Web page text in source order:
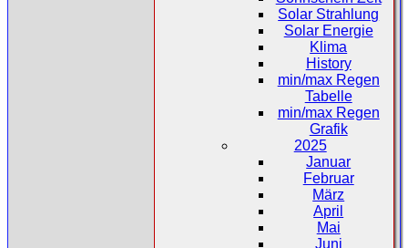
Solar Strahlung
Solar Energie
Klima
History
min/max Regen
Tabelle
min/max Regen
Grafik
2025
Januar
Februar
März
April
Mai
Juni